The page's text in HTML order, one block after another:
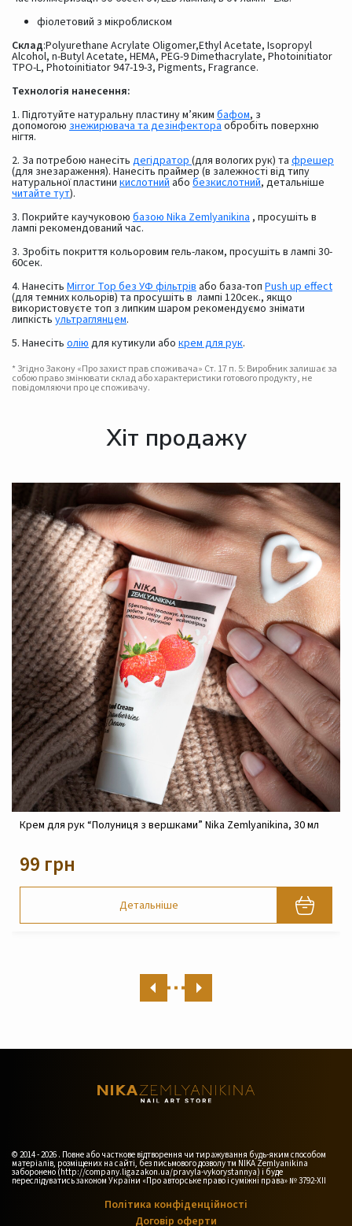
фіолетовий з мікроблиском
Склад:Polyurethane Acrylate Oligomer,Ethyl Acetate, Isopropyl
Alcohol, n-Butyl Acetate, HEMA, PEG-9 Dimethacrylate, Photoinitiator
TPO-L, Photoinitiator 947-19-3, Pigments, Fragrance.
Технологія нанесення:
1. Підготуйте натуральну пластину м’яким бафом, з
допомогою знежирювача та дезінфектораобробіть поверхню
нігтя.
2. За потребою нанесіть дегідратор(для вологих рук) та фрешер
(для знезараження). Нанесіть праймер (в залежності від типу
натуральної пластини кислотний або безкислотний, детальніше
читайте тут).
3. Покрийте каучуковою базою Nika Zemlyanikina, просушіть в
лампі рекомендований час.
3. Зробіть покриття кольоровим гель-лаком, просушіть в лампі 30-
60сек.
4. Нанесіть Mirror Top без УФ фільтрів або база-топ Push up effect
(для темних кольорів) та просушіть в лампі 120сек., якщо
використовуєте топ з липким шаром рекомендуємо знімати
липкість ультраглянцем.
5. Нанесіть оліюдля кутикули або крем для рук.
* Згідно Закону «Про захист прав споживача» Ст. 17 п. 5: Виробник залишає за
собою право змінювати склад або характеристики готового продукту, не
повідомляючи про це споживачу.
Хіт продажу
Крем реконструюючий живильний для обличчя Nika
820 грн
Детальніше
© 2014 - 2026 . Повне або часткове відтворення чи тиражування будь-яким способом
матеріалів, розміщених на сайті, без письмового дозволу тм NIKA Zemlyanikina
заборонено (http://company.ligazakon.ua/pravyla-vykorystannya) і буде
переслідуватись законом України «Про авторське право і суміжні права» № 3792-XII
Політика конфіденційності
Договір оферти